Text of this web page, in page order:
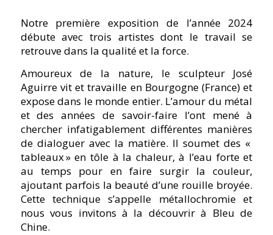
Notre première exposition de l’année 2024
débute avec trois artistes dont le travail se
retrouve dans la qualité et la force.
Amoureux de la nature, le sculpteur José
Aguirre vit et travaille en Bourgogne (France) et
expose dans le monde entier. L’amour du métal
et des années de savoir-faire l’ont mené à
chercher infatigablement différentes manières
de dialoguer avec la matière. Il soumet des «
tableaux » en tôle à la chaleur, à l’eau forte et
au temps pour en faire surgir la couleur,
ajoutant parfois la beauté d’une rouille broyée.
Cette technique s’appelle métallochromie et
nous vous invitons à la découvrir à Bleu de
Chine.